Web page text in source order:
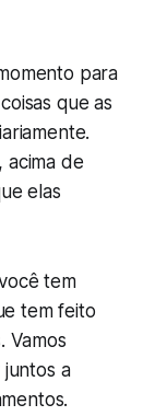
para
que as
acima de
elas
tem
tem feito
Vamos
a